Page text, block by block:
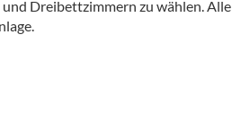
Dreibettzimmern zu wählen. Alle